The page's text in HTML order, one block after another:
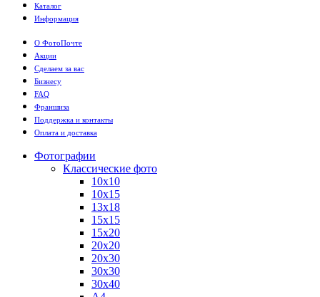
Каталог
Информация
О ФотоПочте
Акции
Сделаем за вас
Бизнесу
FAQ
Франшиза
Поддержка и контакты
Оплата и доставка
Фотографии
Классические фото
10х10
10х15
13х18
15х15
15х20
20х20
20х30
30х30
30х40